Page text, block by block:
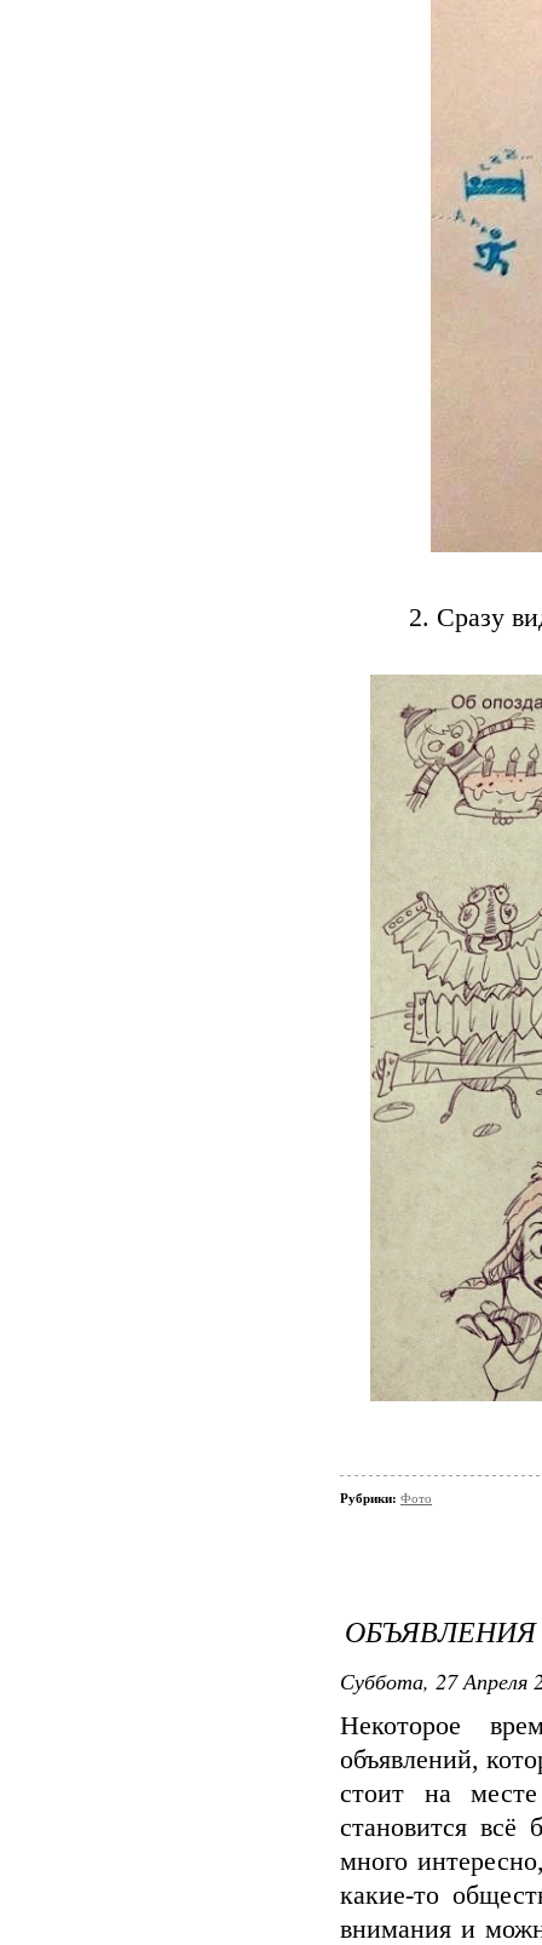
2. Сразу
Рубрики: Фото
Суббота, 27 Апреля
Некоторое
объявлений,
стоит на
становится
много
какие-то
внимания и